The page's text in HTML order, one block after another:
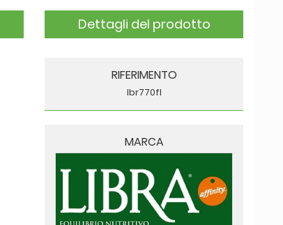
Dettagli del prodotto
RIFERIMENTO
lbr770fl
MARCA